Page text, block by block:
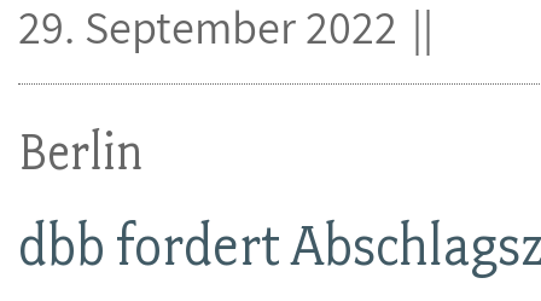
Berlin
dbb fordert
29. September 2022